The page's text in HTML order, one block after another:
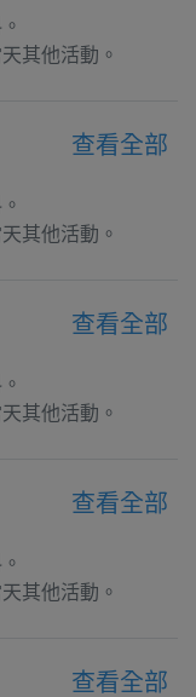
其他活動。
查看全部
其他活動。
查看全部
其他活動。
查看全部
其他活動。
查看全部